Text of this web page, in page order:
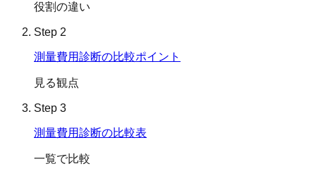
役割の違い
Step 2
測量費用診断の比較ポイント
見る観点
Step 3
測量費用診断の比較表
一覧で比較